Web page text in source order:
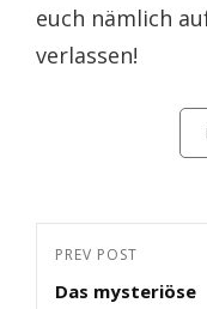
euch nämlich
verlassen!
Previous
Post
PREV POST
Das mysteriöse